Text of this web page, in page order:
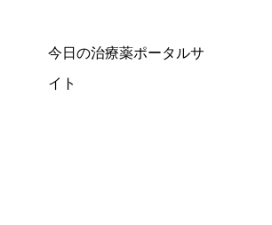
今日の治療薬ポータルサ
イト